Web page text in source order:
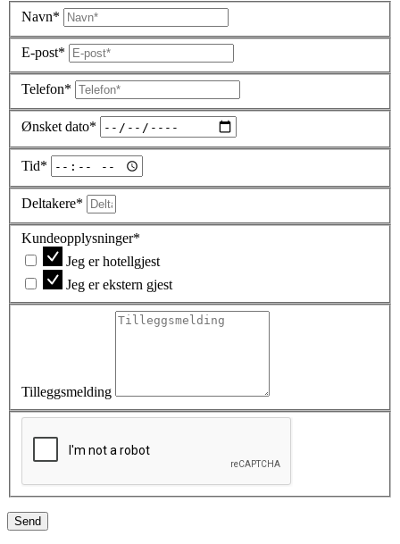
Navn*
E-post*
Telefon*
Ønsket dato*
Tid*
Deltakere*
Kundeopplysninger*
Jeg er hotellgjest
Jeg er ekstern gjest
Tilleggsmelding
Send